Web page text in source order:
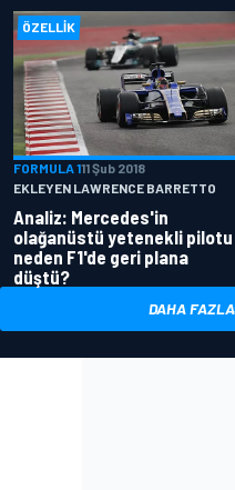
ÖZELLIK
FORMULA 111 Şub 2018
EKLEYEN LAWRENCE BARRETTO
Analiz: Mercedes'in
olağanüstü yetenekli pilotu
neden F1'de geri plana
düştü?
DAHA